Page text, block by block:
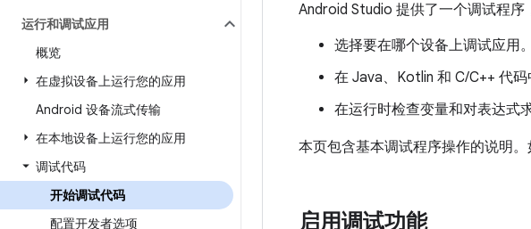
运行和调试应用
概览
在虚拟设备上运行您的应用
Android 设备流式传输
在本地设备上运行您的应用
调试代码
开始调试代码
配置开发者选项
Android Studio 提供了一个调试程序
选择要在哪个设备上调试应用。
在 Java、Kotlin 和 C/C++ 代码
在运行时检查变量和对表达式求
本页包含基本调试程序操作的说明
启用调试功能